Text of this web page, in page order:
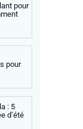
pour
pour
: 5
d’été